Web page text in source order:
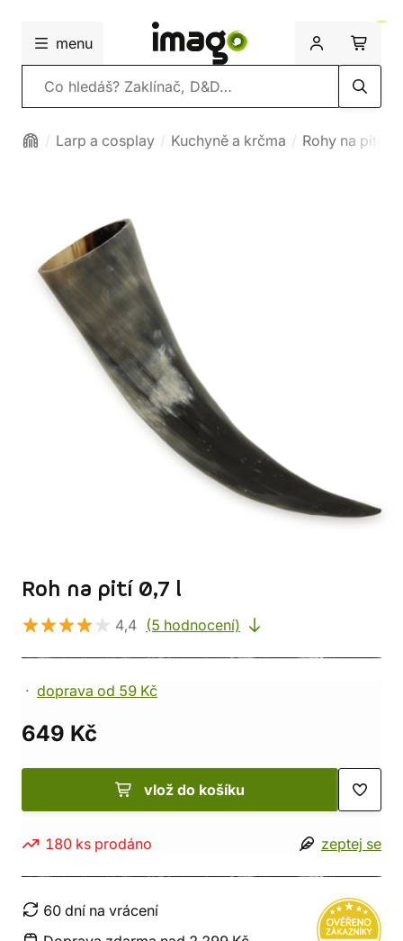
menu
Vyhledávání
Larp a cosplay Kuchyně a krčma Rohy na pití
Roh na pití 0,7 l
4,4 (5 hodnocení)
doprava od 59 Kč
649 Kč
vlož do košíku
180 ks prodáno zeptej se
60 dní na vrácení